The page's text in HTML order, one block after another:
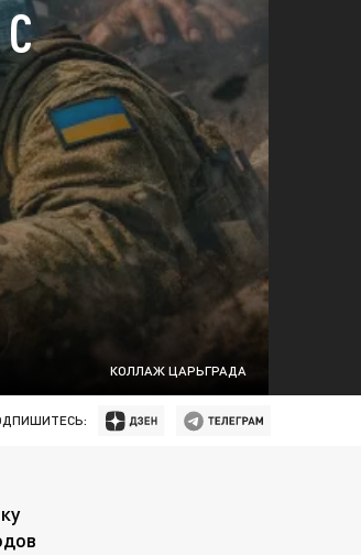
КОЛЛАЖ ЦАРЬГРАДА